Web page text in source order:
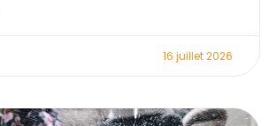
16 juillet 2026